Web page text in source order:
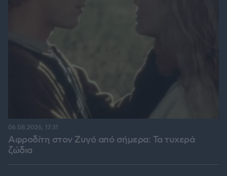
Αφροδίτη στον Ζυγό από σήμερα: Τα τυχερά
ζώδια
06.08.2026, 17:31